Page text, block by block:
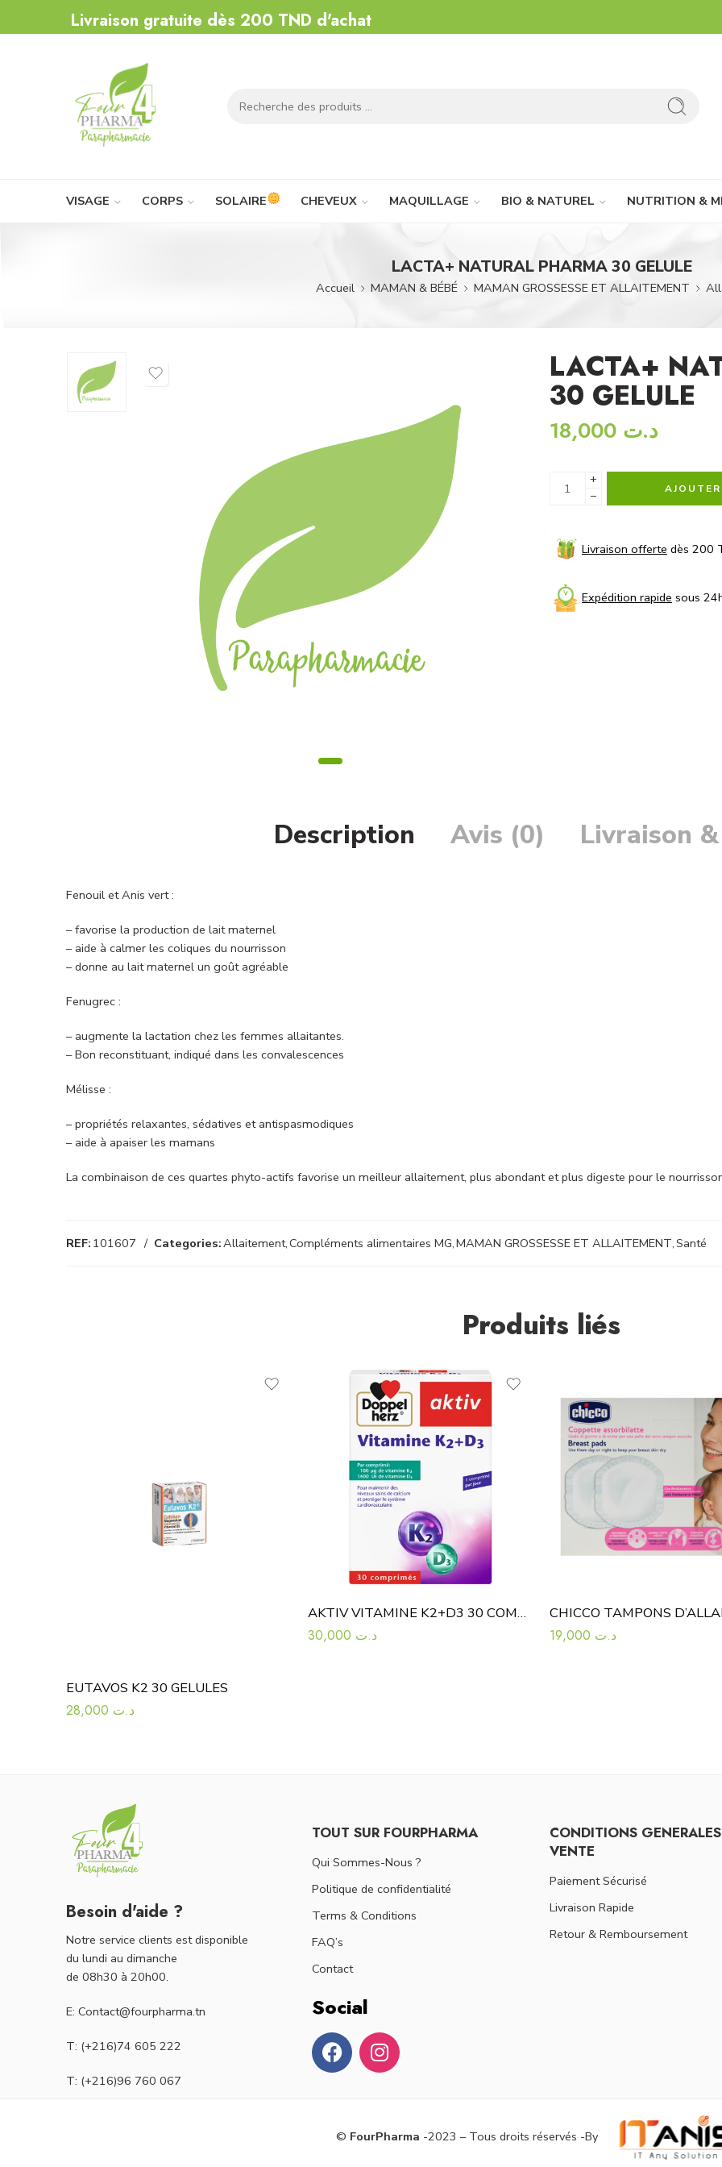
Livraison gratuite dès 200 TND d'achat
VISAGE CORPS SOLAIRE CHEVEUX MAQUILLAGE BIO & NATUREL NUTRITION &
LACTA+ NATURAL PHARMA 30 GELULE
Accueil MAMAN & BÉBÉ MAMAN GROSSESSE ET ALLAITEMENT
LACTA+
30 GELULE
د.ت
+
−
Livraison offerte dès 200
Expédition rapide sous
Description Avis (0) Livraison
Fenouil et Anis vert :
– favorise la production de lait maternel
– aide à calmer les coliques du nourrisson
– donne au lait maternel un goût agréable
Fenugrec :
– augmente la lactation chez les femmes allaitantes.
– Bon reconstituant, indiqué dans les convalescences
Mélisse :
– propriétés relaxantes, sédatives et antispasmodiques
– aide à apaiser les mamans
La combinaison de ces quartes phyto-actifs favorise un meilleur allaitement, plus abondant et plus digeste pour le
REF: 101607 Categories:Allaitement,Compléments alimentaires MG,MAMAN GROSSESSE ET ALLAITEMENT,Santé
Produits liés
EUTAVOS K2 30 GELULES
د.ت
AKTIV VITAMINE K2+D3 30 COMPRIMES
د.ت
د.ت
Besoin d'aide ?
Notre service clients est disponible
du lundi au dimanche
de 08h30 à 20h00.
E: Contact@fourpharma.tn
T: (+216)74 605 222
T: (+216)96 760 067
TOUT SUR FOURPHARMA
Qui Sommes-Nous ?
Politique de confidentialité
Terms & Conditions
FAQ’s
Contact
Social
CONDITIONS
VENTE
Paiement Sécurisé
Livraison Rapide
Retour & Remboursement
© FourPharma -2023 – Tous droits réservés -By